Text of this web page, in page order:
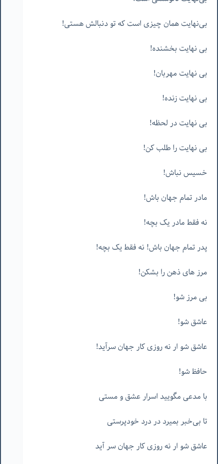
بی‌نهایت همان چیزی است که تو دنبالش هستی!
بی نهایت بخشنده!
بی نهایت مهربان!
بی نهایت زنده!
بی نهایت در لحظه!
بی نهایت را طلب کن!
خسیس نباش!
مادر تمام جهان باش!
نه فقط مادر یک بچه!
پدر تمام جهان باش! نه فقط یک بچه!
مرز های ذهن را بشکن!
بی مرز شو!
عاشق شو!
عاشق شو ار نه روزی کار جهان سرآید!
حافظ شو!
با مدعی مگویید اسرار عشق و مستی
تا بی‌خبر بمیرد در درد خودپرستی
عاشق شو ار نه روزی کار جهان سر آید